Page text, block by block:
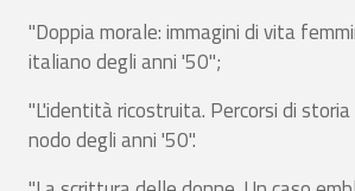
"Doppia morale: immagini di vita
italiano degli anni '50";
"L'identità ricostruita. Percorsi di
nodo degli anni '50".